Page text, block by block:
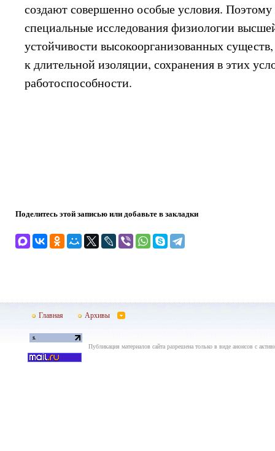
создают совершенно особые условия.
специальные исследования физиологии
устойчивости высокоорганизованных
к длительной изоляции, сохранения в этих
работоспособности.
Поделитесь этой записью или добавьте в закладки
Главная Архивы
Публикация материалов сайта разрешена только в виде анонсов с